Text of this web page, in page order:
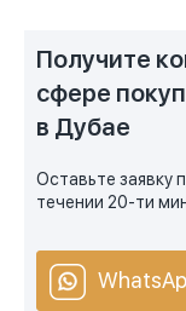
Получите
сфере
в Дубае
Оставьте заявку
течении 20-ти